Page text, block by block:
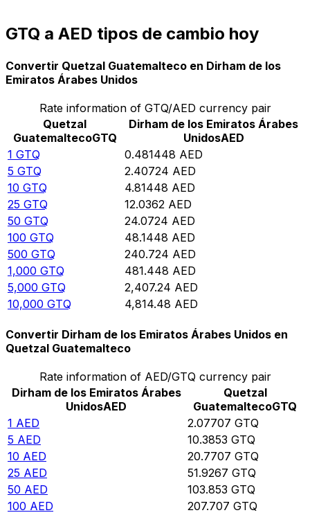
GTQ a AED tipos de cambio hoy
Convertir Quetzal Guatemalteco en Dirham de los
Emiratos Árabes Unidos
Rate information of GTQ/AED currency pair
Quetzal
GuatemaltecoGTQ
Dirham de los Emiratos Árabes
UnidosAED
1 GTQ 0.481448 AED
5 GTQ 2.40724 AED
10 GTQ 4.81448 AED
25 GTQ 12.0362 AED
50 GTQ 24.0724 AED
100 GTQ 48.1448 AED
500 GTQ 240.724 AED
1,000 GTQ 481.448 AED
5,000 GTQ 2,407.24 AED
10,000 GTQ 4,814.48 AED
Convertir Dirham de los Emiratos Árabes Unidos en
Quetzal Guatemalteco
Rate information of AED/GTQ currency pair
Dirham de los Emiratos Árabes
UnidosAED
Quetzal
GuatemaltecoGTQ
1 AED 2.07707 GTQ
5 AED 10.3853 GTQ
10 AED 20.7707 GTQ
25 AED 51.9267 GTQ
50 AED 103.853 GTQ
100 AED 207.707 GTQ